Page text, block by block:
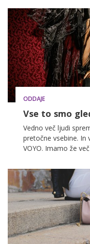
naravi ali
na naše počutje.
tega dobro zaveda
najbolj stresnih
preprostimi koraki
ODDAJE
Vse to smo
Vedno več ljudi
pretočne vsebine. In
VOYO. Imamo že
milijonov minut
premikajo meje.
milijonov ogledov.
tudi Hiša ljubezni je
smo še ponudili v